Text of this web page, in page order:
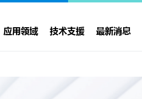
应用领域 技术支援 最新消息